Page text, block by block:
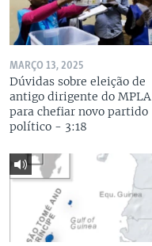
MARÇO 13, 2025
Dúvidas sobre eleição de
antigo dirigente do MPLA
para chefiar novo partido
político - 3:18